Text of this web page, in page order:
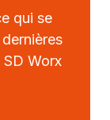
qui se
Worx